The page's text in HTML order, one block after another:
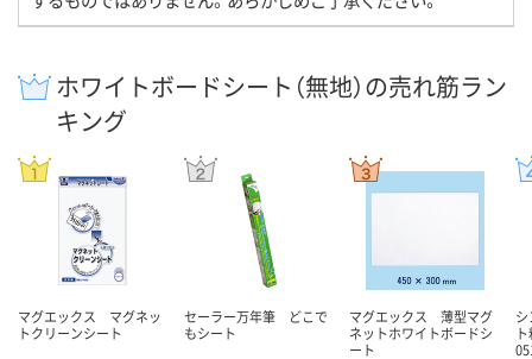
ホワイトボードシート（無地）の売れ筋ラン
キング
マグエックス マグネッ
トクリーンシート
セーラー万年筆 どこで
もシート
マグエックス 薄型マグ
ネットホワイトボードシ
ート